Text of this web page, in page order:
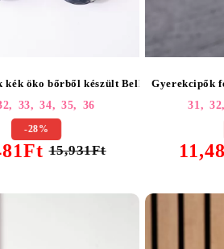
kék öko bőrből készült Bella #25555
33, 34, 35, 36
-28%
15,931Ft
Gyerekcipők
31, 32,